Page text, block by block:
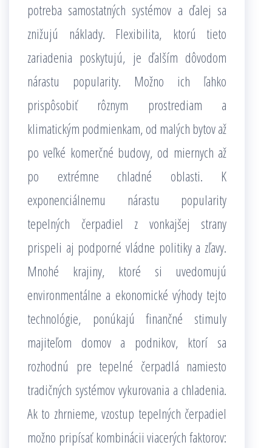
potreba samostatných systémov a ďalej sa
znižujú náklady. Flexibilita, ktorú tieto
zariadenia poskytujú, je ďalším dôvodom
nárastu popularity. Možno ich ľahko
prispôsobiť rôznym prostrediam a
klimatickým podmienkam, od malých bytov až
po veľké komerčné budovy, od miernych až
po extrémne chladné oblasti. K
exponenciálnemu nárastu popularity
tepelných čerpadiel z vonkajšej strany
prispeli aj podporné vládne politiky a zľavy.
Mnohé krajiny, ktoré si uvedomujú
environmentálne a ekonomické výhody tejto
technológie, ponúkajú finančné stimuly
majiteľom domov a podnikov, ktorí sa
rozhodnú pre tepelné čerpadlá namiesto
tradičných systémov vykurovania a chladenia.
Ak to zhrnieme, vzostup tepelných čerpadiel
možno pripísať kombinácii viacerých faktorov: